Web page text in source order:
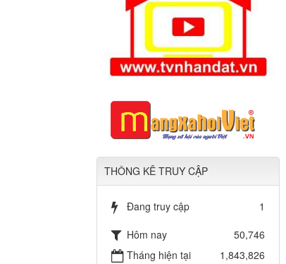
THÔNG KÊ TRUY CẬP
Đang truy cập
1
Hôm nay
50,746
Tháng hiện tại
1,843,826